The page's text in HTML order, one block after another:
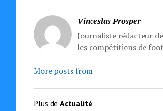
Vinceslas Prosper
Journaliste rédacteur
les compétitions de
More posts from
Plus de Actualité